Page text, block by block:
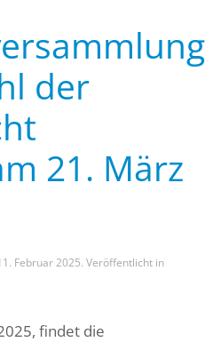
der
21. März
Februar 2025. Veröffentlicht in
findet die